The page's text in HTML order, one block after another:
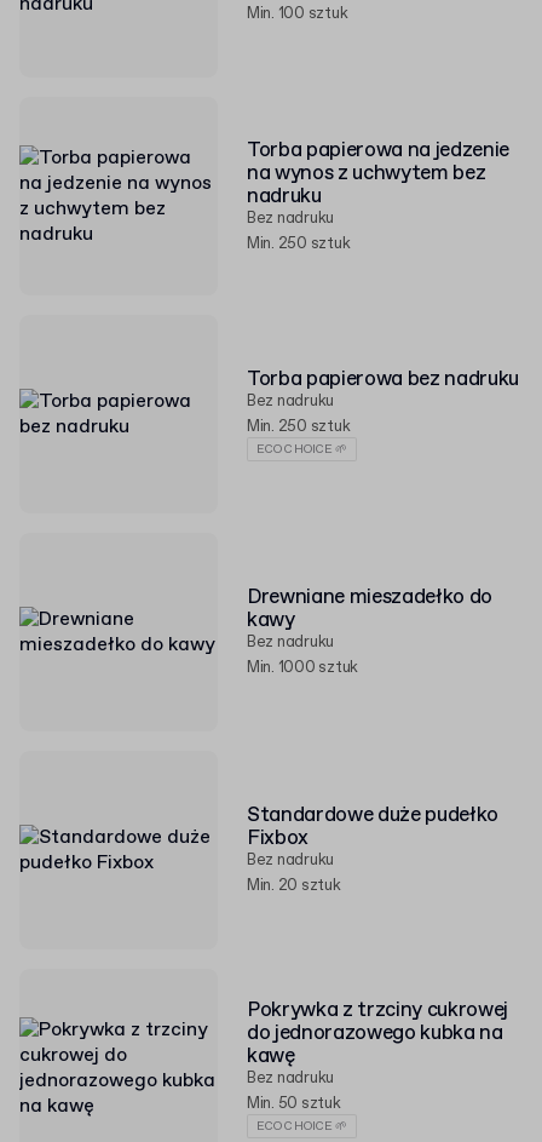
Min. 100 sztuk
Torba papierowa na jedzenie
na wynos z uchwytem bez
nadruku
Bez nadruku
Min. 250 sztuk
Torba papierowa bez nadruku
Bez nadruku
Min. 250 sztuk
ECO CHOICE 🌱
Drewniane mieszadełko do
kawy
Bez nadruku
Min. 1000 sztuk
Standardowe duże pudełko
Fixbox
Bez nadruku
Min. 20 sztuk
Pokrywka z trzciny cukrowej
do jednorazowego kubka na
kawę
Bez nadruku
Min. 50 sztuk
ECO CHOICE 🌱